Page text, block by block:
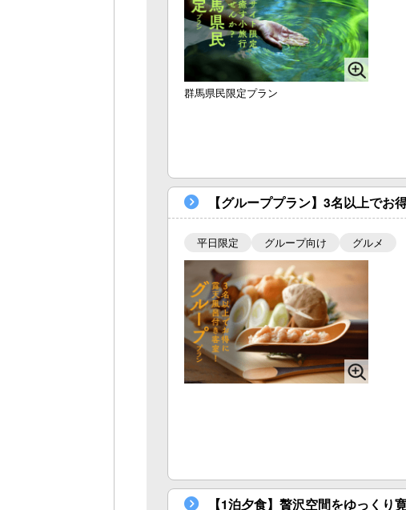
群馬県民限定プラン
【グループプラン】3名以上で
平日限定 グループ向け グルメ
【1泊夕食】贅沢空間をゆっく